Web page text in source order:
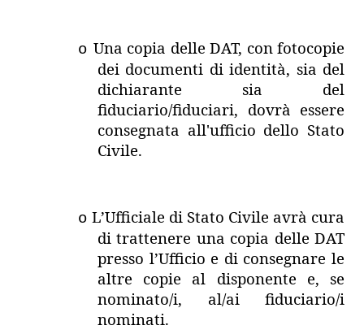
o Una copia delle DAT, con fotocopie
dei documenti di identità, sia del
dichiarante sia del
fiduciario/fiduciari, dovrà essere
consegnata all'ufficio dello Stato
Civile.
o L’Ufficiale di Stato Civile avrà cura
di trattenere una copia delle DAT
presso l’Ufficio e di consegnare le
altre copie al disponente e, se
nominato/i, al/ai fiduciario/i
nominati.